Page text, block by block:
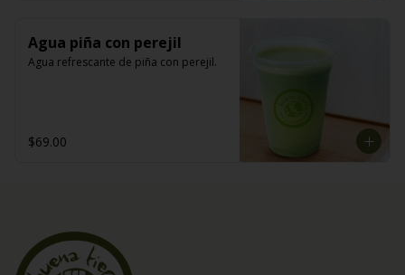
Agua piña con perejil
Agua refrescante de piña con perejil.
$69.00